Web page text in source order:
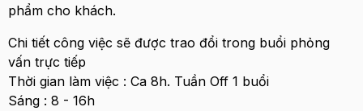
phẩm cho khách.
Chi tiết công việc sẽ được trao đổi trong buổi phỏng
vấn trực tiếp
Thời gian làm việc : Ca 8h. Tuần Off 1 buổi
Sáng : 8 - 16h